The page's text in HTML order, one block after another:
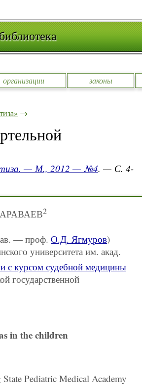
организации законы
→
— М., 2012 — №4. — С. 4-
2
— проф. О.Д. Ягмуров)
университета им. акад.
с курсом судебной медицины
государственной
in the children
Pediatric Medical Academy